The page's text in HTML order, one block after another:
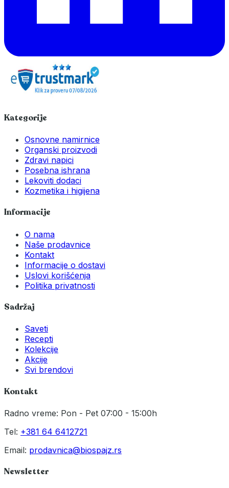
Kategorije
Osnovne namirnice
Organski proizvodi
Zdravi napici
Posebna ishrana
Lekoviti dodaci
Kozmetika i higijena
Informacije
O nama
Naše prodavnice
Kontakt
Informacije o dostavi
Uslovi korišćenja
Politika privatnosti
Sadržaj
Saveti
Recepti
Kolekcije
Akcije
Svi brendovi
Kontakt
Radno vreme: Pon - Pet 07:00 - 15:00h
Tel: +381 64 6412721
Email: prodavnica@biospajz.rs
Newsletter